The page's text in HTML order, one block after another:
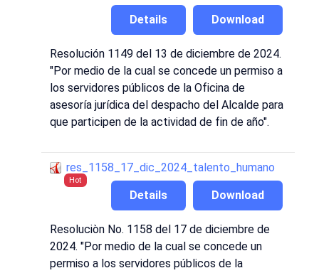
Download
Details
Resolución 1149 del 13 de diciembre de 2024.
"Por medio de la cual se concede un permiso a
los servidores públicos de la Oficina de
asesoría jurídica del despacho del Alcalde para
que participen de la actividad de fin de año".
res_1158_17_dic_2024_talento_humano
Hot
Download
Details
Resoluciòn No. 1158 del 17 de diciembre de
2024. "Por medio de la cual se concede un
permiso a los servidores públicos de la